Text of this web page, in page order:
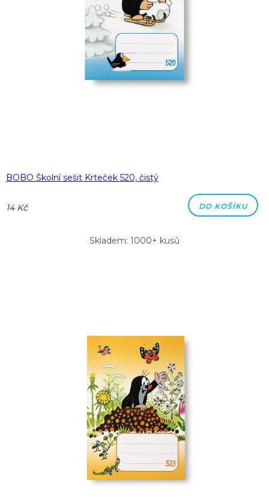
BOBO Školní sešit Krteček 520, čistý
14 Kč DO KOŠÍKU
Skladem: 1000+ kusů